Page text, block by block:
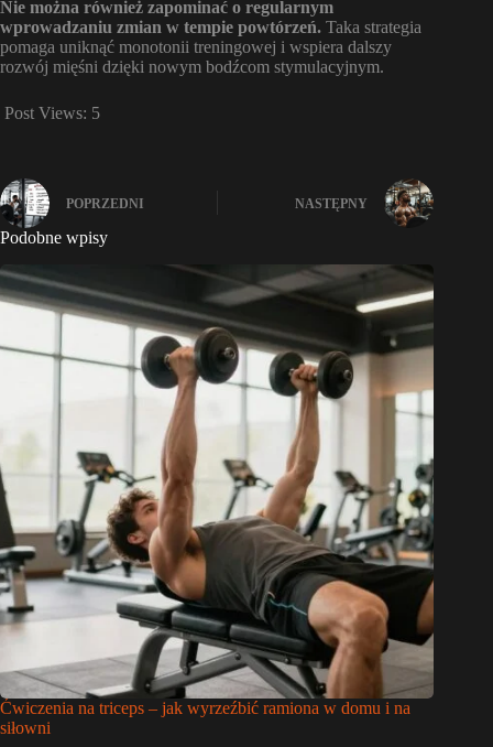
Nie można również zapominać o regularnym
wprowadzaniu zmian w tempie powtórzeń. Taka strategia
pomaga uniknąć monotonii treningowej i wspiera dalszy
rozwój mięśni dzięki nowym bodźcom stymulacyjnym.
Post Views: 5
POPRZEDNI NASTĘPNY
Podobne wpisy
Ćwiczenia na triceps – jak wyrzeźbić ramiona w domu i na
siłowni